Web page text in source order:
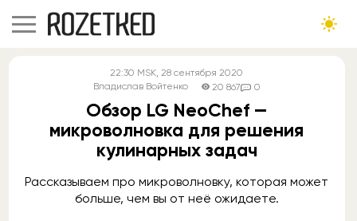
22:30 MSK, 28 сентября 2020
Владислав Войтенко
20 867 0
Обзор LG NeoChef —
микроволновка для решения
кулинарных задач
Рассказываем про микроволновку, которая может
больше, чем вы от неё ожидаете.